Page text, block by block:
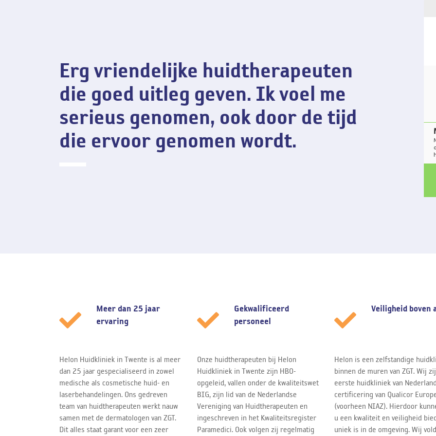
Erg vriendelijke huidtherapeuten
die goed uitleg geven. Ik voel me
serieus genomen, ook door de tijd
die ervoor genomen wordt.
Meer dan 25 jaar
ervaring
Helon Huidkliniek in Twente is al meer
dan 25 jaar gespecialiseerd in zowel
medische als cosmetische huid- en
laserbehandelingen. Ons gedreven
team van huidtherapeuten werkt nauw
samen met de dermatologen van ZGT.
Dit alles staat garant voor een zeer
Gekwalificeerd
personeel
Onze huidtherapeuten bij Helon
Huidkliniek in Twente zijn HBO-
opgeleid, vallen onder de kwaliteitswet
BIG, zijn lid van de Nederlandse
Vereniging van Huidtherapeuten en
ingeschreven in het Kwaliteitsregister
Paramedici. Ook volgen zij regelmatig
Veiligheid boven
Helon is een zelfstandige
binnen de muren van ZGT. Wij
eerste huidkliniek van
certificering van Qualicor
(voorheen NIAZ). Hierdoor
u een kwaliteit en veiligheid
uniek is in de omgeving. Wij